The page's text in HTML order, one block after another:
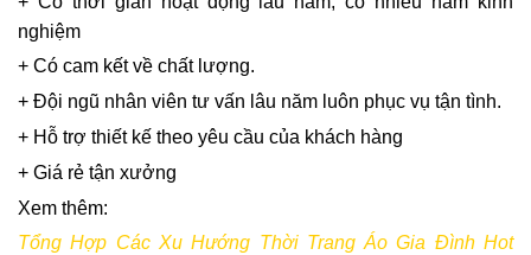
nghiệm
+ Có cam kết về chất lượng.
+ Đội ngũ nhân viên tư vấn lâu năm luôn phục vụ tận tình.
+ Hỗ trợ thiết kế theo yêu cầu của khách hàng
+ Giá rẻ tận xưởng
Xem thêm:
Tổng Hợp Các Xu Hướng Thời Trang Áo Gia Đình Hot